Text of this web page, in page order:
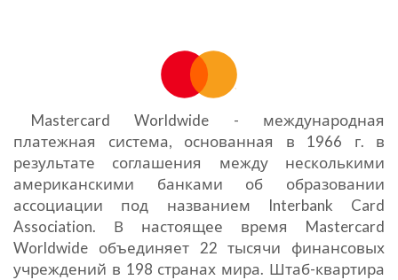
Mastercard Worldwide - международная
платежная система, основанная в 1966 г. в
результате соглашения между несколькими
американскими банками об образовании
ассоциации под названием Interbank Card
Association. В настоящее время Mastercard
Worldwide объединяет 22 тысячи финансовых
учреждений в 198 странах мира. Штаб-квартира